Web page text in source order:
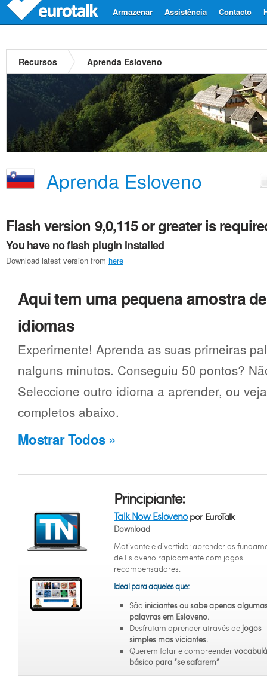
Contacto
Assistência
Armazenar
Recursos Aprenda Esloveno
Aprenda Esloveno
Flash version 9,0,115 or greater is
You have no flash plugin installed
Download latest version from here
Aqui tem uma pequena amostra
idiomas
Experimente! Aprenda as suas primeiras
nalguns minutos. Conseguiu 50 pontos?
Seleccione outro idioma a aprender, ou
completos abaixo.
Mostrar Todos »
Principiante:
Talk Now Eslovenopor EuroTalk
Download
Motivante e divertido: aprender os
de Esloveno rapidamente com jogos
recompensadores.
Ideal para aqueles que:
São iniciantesou sabe apenas
palavras em Esloveno.
Desfrutam aprender através de jogos
simples mas viciantes.
Querem falar e compreender
básico para “se safarem”